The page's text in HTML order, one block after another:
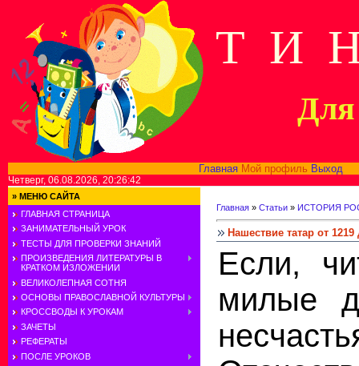
Т И
Для
Главная Мой профиль Выход
Четверг, 06.08.2026, 20:26:42
» МЕНЮ САЙТА
ГЛАВНАЯ СТРАНИЦА
ЗАНИМАТЕЛЬНЫЙ УРОК
ТЕСТЫ ДЛЯ ПРОВЕРКИ ЗНАНИЙ
ПРОИЗВЕДЕНИЯ ЛИТЕРАТУРЫ В
КРАТКОМ ИЗЛОЖЕНИИ
ВЕЛИКОЛЕПНАЯ СОТНЯ
ОСНОВЫ ПРАВОСЛАВНОЙ КУЛЬТУРЫ
КРОССВОДЫ К УРОКАМ
ЗАЧЕТЫ
РЕФЕРАТЫ
ПОСЛЕ УРОКОВ
Главная » Статьи » ИСТОРИЯ
Нашествие татар от 1219
Если,
милые